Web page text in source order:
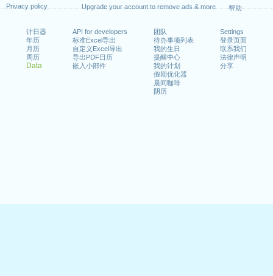
Privacy policy Upgrade your account to remove ads & more 帮助
计日器
年历
月历
周历
Data
API for developers
标准Excel导出
自定义Excel导出
导出PDF日历
嵌入小部件
团队
待办事项列表
我的生日
提醒中心
我的计划
假期优化器
晨间咖啡
阴历
Settings
登录页面
联系我们
法律声明
分享